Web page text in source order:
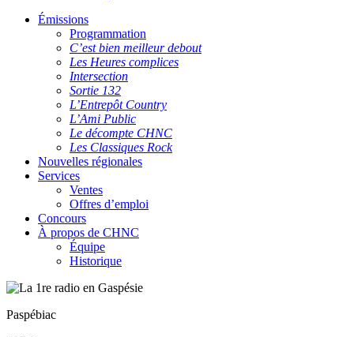
Émissions
Programmation
C’est bien meilleur debout
Les Heures complices
Intersection
Sortie 132
L’Entrepôt Country
L’Ami Public
Le décompte CHNC
Les Classiques Rock
Nouvelles régionales
Services
Ventes
Offres d’emploi
Concours
À propos de CHNC
Équipe
Historique
Paspébiac